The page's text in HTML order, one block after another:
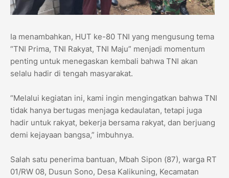
Ia menambahkan, HUT ke-80 TNI yang mengusung tema
“TNI Prima, TNI Rakyat, TNI Maju” menjadi momentum
penting untuk menegaskan kembali bahwa TNI akan
selalu hadir di tengah masyarakat.
“Melalui kegiatan ini, kami ingin mengingatkan bahwa TNI
tidak hanya bertugas menjaga kedaulatan, tetapi juga
hadir untuk rakyat, bekerja bersama rakyat, dan berjuang
demi kejayaan bangsa,” imbuhnya.
Salah satu penerima bantuan, Mbah Sipon (87), warga RT
01/RW 08, Dusun Sono, Desa Kalikuning, Kecamatan